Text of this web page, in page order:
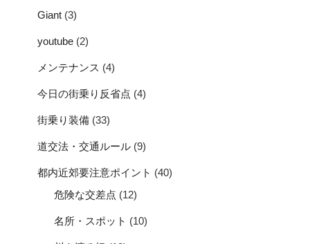
Giant (3)
youtube (2)
メンテナンス (4)
今日の街乗り反省点 (4)
街乗り装備 (33)
道交法・交通ルール (9)
都内近郊要注意ポイント (40)
危険な交差点 (12)
名所・スポット (10)